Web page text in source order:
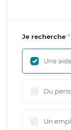
Je recherche
Une
Du
Un